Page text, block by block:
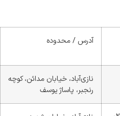
آدرس / محدوده
نازی‌آباد، خیابان مدائن، کوچه
رنجبر، پاساژ یوسف